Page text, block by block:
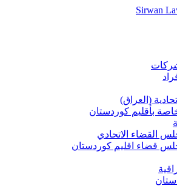
Sirwan
(العراق)
بأقليم كوردستان
القضاء الاتحادي
قضاء اقليم كوردستان